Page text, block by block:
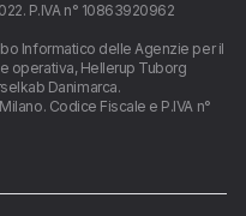
P.IVA n° 10863920962
Informatico delle Agenzie per il
operativa, Hellerup Tuborg
Danimarca.
Codice Fiscale e P.IVA n°